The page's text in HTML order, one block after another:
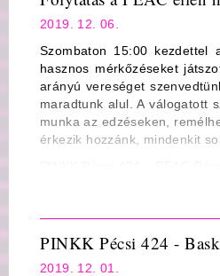
Mezőny dobószázalék: 23/57
3-pontos dobószázalék: 7/18
Büntető dobószázalék: 11/20
Lepattanó: 40 (Landry 10) ill.
Gólpassz: 14 (Tenyér, Stach
2019. 12. 06.
Szombaton 15:00 kezdettel
hasznos mérkőzéseket
arányú vereséget
maradtunk alul. A válogatott
munka az edzéseken,
érkezik hozzánk, mindenkit
2019.12.07., szombat –
PINKK Pécsi 424 -
2019. 12. 01.